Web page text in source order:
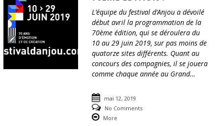
L’équipe du festival d’Anjou a dévoilé
début avril la programmation de la
70ème édition, qui se déroulera du
10 au 29 juin 2019, sur pas moins de
quatorze sites différents. Quant au
concours des compagnies, il se jouera
comme chaque année au Grand…
mai 12, 2019
No Comments
More